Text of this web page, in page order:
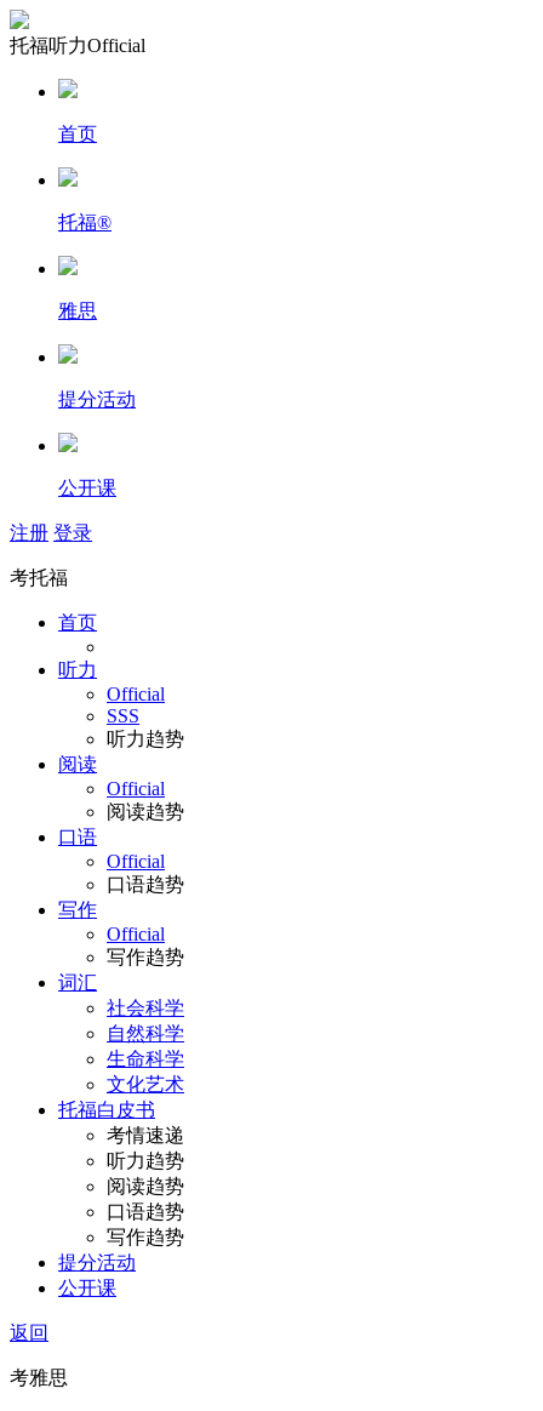
托福听力Official
首页
托福®
雅思
提分活动
公开课
注册 登录
考托福
首页
听力
Official
SSS
听力趋势
阅读
Official
阅读趋势
口语
Official
口语趋势
写作
Official
写作趋势
词汇
社会科学
自然科学
生命科学
文化艺术
托福白皮书
考情速递
听力趋势
阅读趋势
口语趋势
写作趋势
提分活动
公开课
返回
考雅思